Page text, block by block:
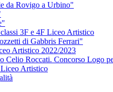
da Rovigo a Urbino"
3F e 4F Liceo Artistico
di Gabbris Ferrari"
Artistico 2022/2023
Celio Roccati. Concorso Logo
Artistico